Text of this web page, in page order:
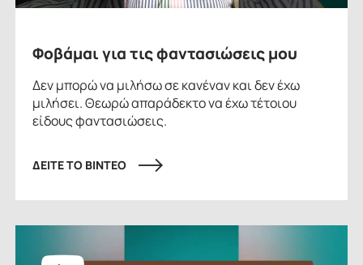
Φοβάμαι για τις φαντασιώσεις μου
Δεν μπορώ να μιλήσω σε κανέναν και δεν έχω
μιλήσει. Θεωρώ απαράδεκτο να έχω τέτοιου
είδους φαντασιώσεις.
ΔΕΙΤΕ ΤΟ ΒΙΝΤΕΟ